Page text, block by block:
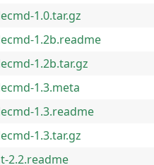
1.0.tar.gz
1.2b.readme
1.2b.tar.gz
1.3.meta
1.3.readme
1.3.tar.gz
2.2.readme